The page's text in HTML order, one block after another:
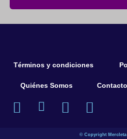
Términos y condiciones
Quiénes Somos Contacto
© Copyright Mercleta